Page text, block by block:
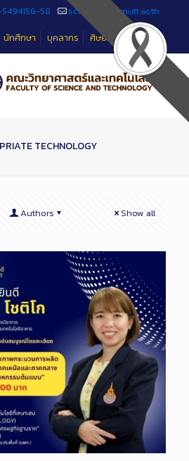
58
sciteched@rmutt.ac.th
นักศึกษา บุคลากร ศิษย์เก่า
TECHNOLOGY
Authors Show all